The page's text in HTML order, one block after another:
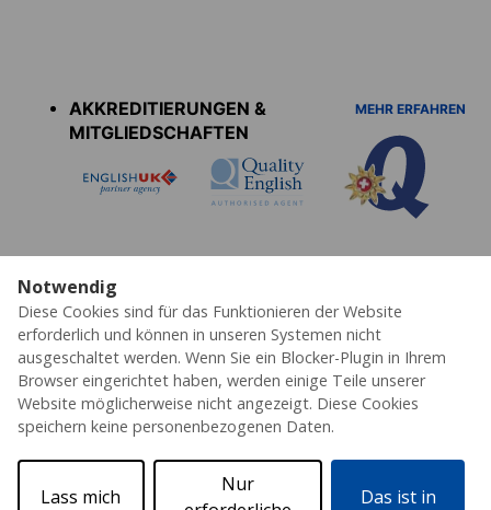
Notwendig
Diese Cookies sind für das Funktionieren der Website
erforderlich und können in unseren Systemen nicht
ausgeschaltet werden. Wenn Sie ein Blocker-Plugin in Ihrem
Browser eingerichtet haben, werden einige Teile unserer
Website möglicherweise nicht angezeigt. Diese Cookies
speichern keine personenbezogenen Daten.
Das ist in
Nur
Lass mich
AKKREDITIERUNGEN &
MITGLIEDSCHAFTEN
MEHR ERFAHREN
Datenschutz Cookies AGB's Impressum
Partner
Erklärung zur Barrierefreiheit
© 2026 ESL – Alle Rechte vorbehalten